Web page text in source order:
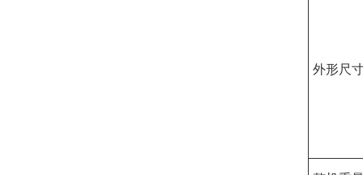
外形尺